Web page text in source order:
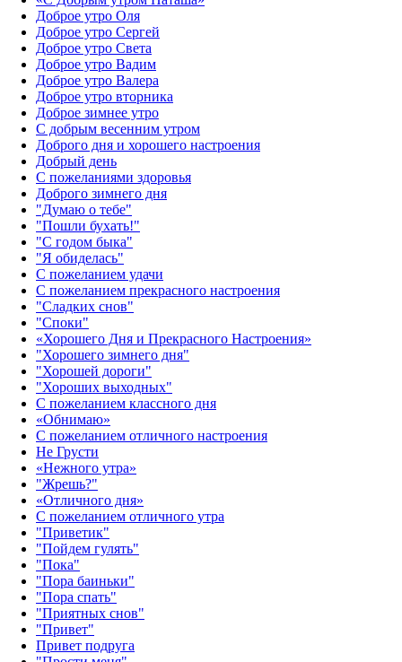
Доброе утро Оля
Доброе утро Сергей
Доброе утро Света
Доброе утро Вадим
Доброе утро Валера
Доброе утро вторника
Доброе зимнее утро
С добрым весенним утром
Доброго дня и хорошего настроения
Добрый день
С пожеланиями здоровья
Доброго зимнего дня
"Думаю о тебе"
"Пошли бухать!"
"С годом быка"
"Я обиделась"
С пожеланием удачи
С пожеланием прекрасного настроения
"Сладких снов"
"Споки"
«Хорошего Дня и Прекрасного Настроения»
"Хорошего зимнего дня"
"Хорошей дороги"
"Хороших выходных"
С пожеланием классного дня
«Обнимаю»
С пожеланием отличного настроения
Не Грусти
«Нежного утра»‎
"Жрешь?"
«Отличного дня»‎
С пожеланием отличного утра
"Приветик"
"Пойдем гулять"
"Пока"
"Пора баиньки"
"Пора спать"
"Приятных снов"
"Привет"
Привет подруга